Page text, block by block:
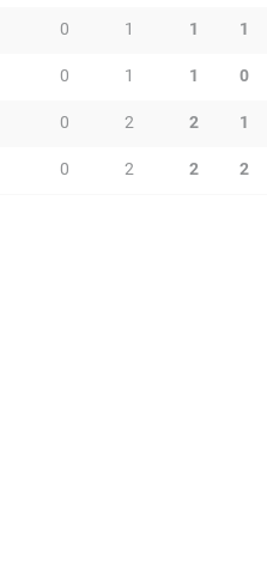
0 1 1 1
0 1 1 0
0 2 2 1
0 2 2 2